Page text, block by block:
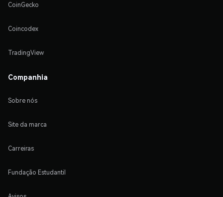
CoinGecko
Coincodex
TradingView
Companhia
Sobre nós
Site da marca
Carreiras
Fundação Estudantil